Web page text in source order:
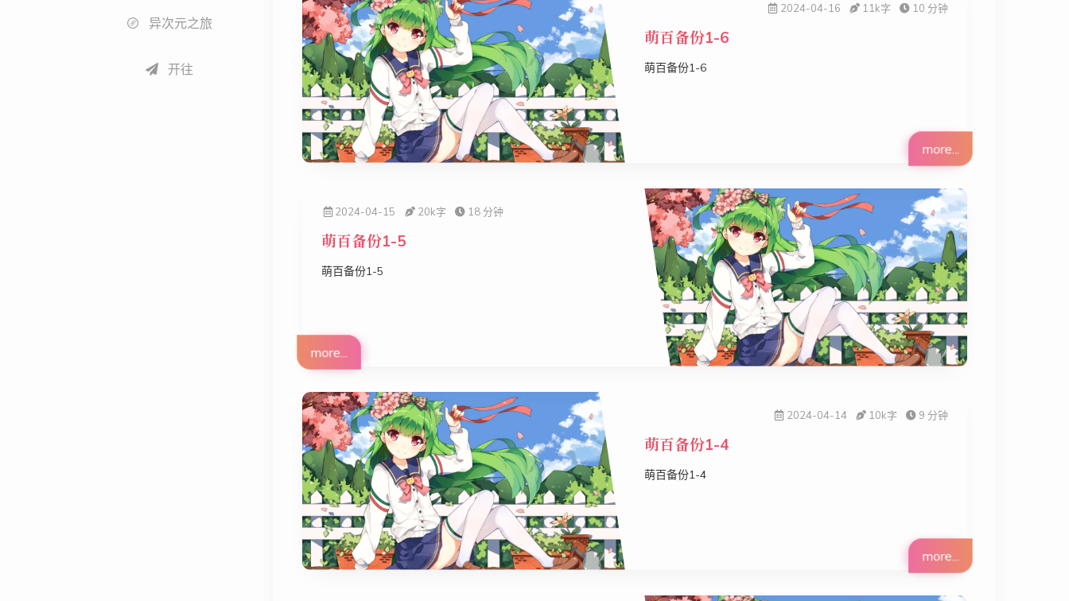
2024-04-16 11k字 10 分钟
萌百备份1-6
萌百备份1-6
more...
2024-04-15 20k字 18 分钟
萌百备份1-5
萌百备份1-5
more...
2024-04-14 10k字 9 分钟
萌百备份1-4
萌百备份1-4
more...
异次元之旅
开往